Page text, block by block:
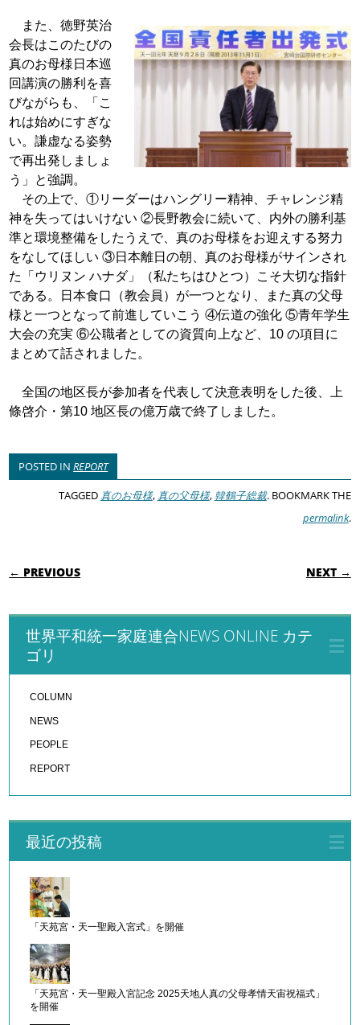
また、徳野英治
会長はこのたびの
真のお母様日本巡
回講演の勝利を喜
びながらも、「こ
れは始めにすぎな
い。謙虚なる姿勢
で再出発しま しょ
う」と強調。
その上で、①リーダーはハングリー精神、チャ レンジ精
神を失ってはいけない ②長野教会に続いて、内外の勝利基
準と環境整備をしたうえ で、真のお母様をお迎えする努力
をなしてほしい ③日本離日の朝、真のお母様がサインされ
た
「ウリヌン ハナダ」（私たちはひとつ）こそ大切な指針
である。日本食口（教会員）が一つとなり、ま た真の父母
様と一つとなって前進していこう ④伝道の強化 ⑤青年学生
大会の充実 ⑥公職者としての資質向上など、10 の項目に
まとめて話されました。
全国の地区長が参加者を代表して決意表明 をした後、上
條啓介・第10 地区長の億万歳で終了しました。
POSTED INREPORT
TAGGED真のお母様,真の父母様,韓鶴子総裁. BOOKMARK THE
permalink.
POST NAVIGATION
← PREVIOUS NEXT →
世界平和統一家庭連合NEWS ONLINE カテ
ゴリ
COLUMN
NEWS
PEOPLE
REPORT
最近の投稿
「天苑宮・天一聖殿入宮式」を開催
「天苑宮・天一聖殿入宮記念 2025天地人真の父母孝情天宙祝福式」
を開催